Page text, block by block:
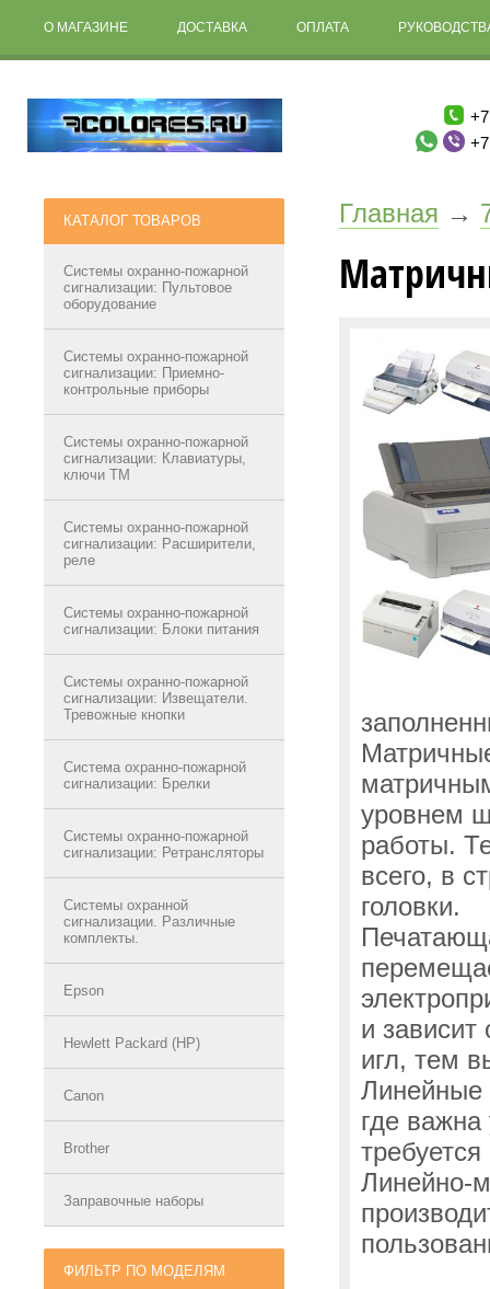
О МАГАЗИНЕ ДОСТАВКА ОПЛАТА
КАТАЛОГ ТОВАРОВ
Системы охранно-пожарной
сигнализации: Пультовое
оборудование
Системы охранно-пожарной
сигнализации: Приемно-
контрольные приборы
Системы охранно-пожарной
сигнализации: Клавиатуры,
ключи ТМ
Системы охранно-пожарной
сигнализации: Расширители,
реле
Системы охранно-пожарной
сигнализации: Блоки питания
Системы охранно-пожарной
сигнализации: Извещатели.
Тревожные кнопки
Система охранно-пожарной
сигнализации: Брелки
Системы охранно-пожарной
сигнализации: Ретрансляторы
Системы охранной
сигнализации. Различные
комплекты.
Epson
Hewlett Packard (HP)
Canon
Brother
Заправочные наборы
ФИЛЬТР ПО МОДЕЛЯМ
Главная →
уровнем
работы.
всего, в
головки.
и
игл, тем
Линейные
где важна
Линейно-